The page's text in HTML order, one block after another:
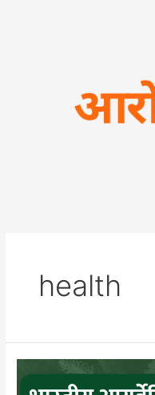
health